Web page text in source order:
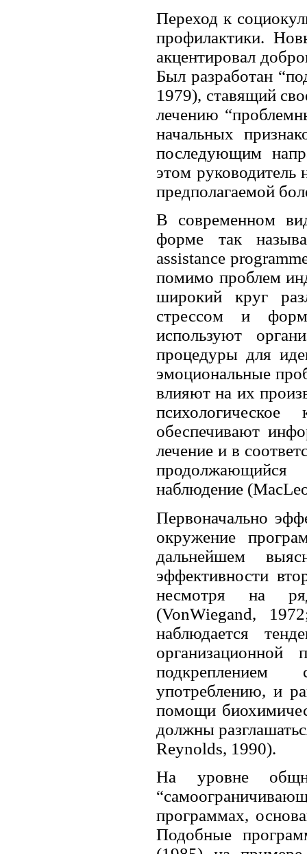
Переход к
профилактики.
акцентировал
Был разработан
1979), ставящий
лечению
начальных
последующим
этом руководитель
предполагаемой
В современном
форме так
assistance
помимо проблем
широкий круг
стрессом и
используют
процедуры для
эмоциональные
влияют на их
обеспечивают
лечение и в
продолжающийся
наблюдение
Первоначально
окружение
дальнейшем
эффективности
несмотря на
(VonWiegand,
наблюдается
подкреплением
употреблению, и
помощи
должны
Reynolds, 1990).
На уровне
программах,
Подобные